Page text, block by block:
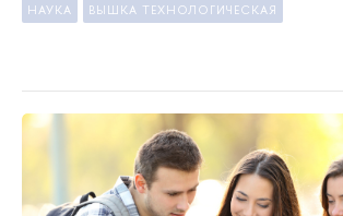
НАУКА ВЫШКА ТЕХНОЛОГИЧЕСКАЯ